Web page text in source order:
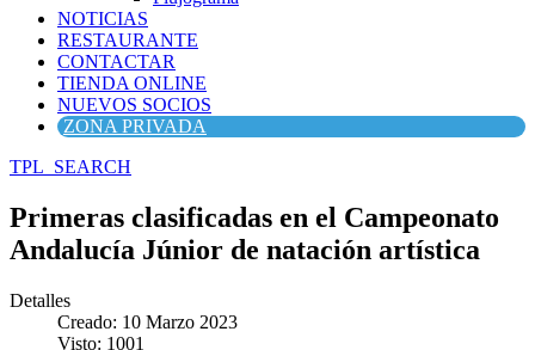
NOTICIAS
RESTAURANTE
CONTACTAR
TIENDA ONLINE
NUEVOS SOCIOS
ZONA PRIVADA
TPL_SEARCH
Primeras clasificadas en el Campeonato
Andalucía Júnior de natación artística
Detalles
Creado: 10 Marzo 2023
Visto: 1001